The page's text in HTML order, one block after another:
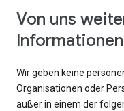
Von uns
Informationen
Wir geben keine
Organisationen oder
außer in einem der